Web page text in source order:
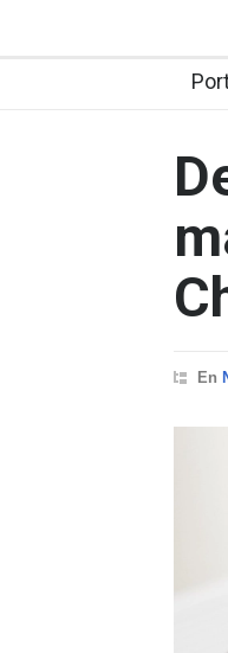
En